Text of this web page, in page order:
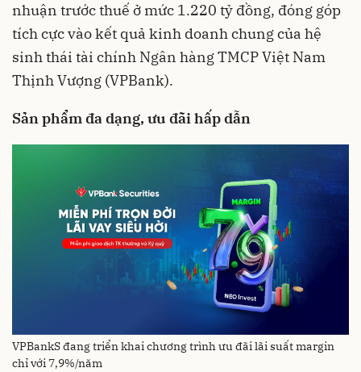
nhuận trước thuế ở mức 1.220 tỷ đồng, đóng góp
tích cực vào kết quả kinh doanh chung của hệ
sinh thái tài chính Ngân hàng TMCP Việt Nam
Thịnh Vượng (VPBank).
Sản phẩm đa dạng, ưu đãi hấp dẫn
VPBankS đang triển khai chương trình ưu đãi lãi suất margin
chỉ với 7,9%/năm